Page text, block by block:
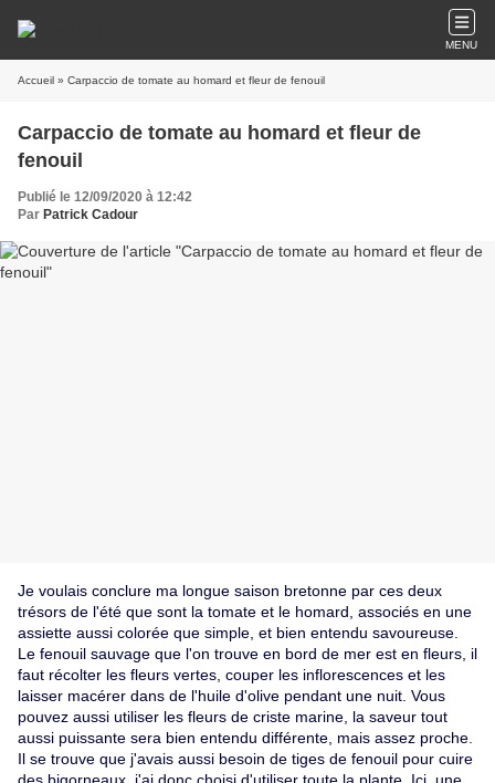
MENU
Accueil » Carpaccio de tomate au homard et fleur de fenouil
Carpaccio de tomate au homard et fleur de
fenouil
Publié le 12/09/2020 à 12:42
Par Patrick Cadour
Je voulais conclure ma longue saison bretonne par ces deux
trésors de l'été que sont la tomate et le homard, associés en une
assiette aussi colorée que simple, et bien entendu savoureuse.
Le fenouil sauvage que l'on trouve en bord de mer est en fleurs, il
faut récolter les fleurs vertes, couper les inflorescences et les
laisser macérer dans de l'huile d'olive pendant une nuit. Vous
pouvez aussi utiliser les fleurs de criste marine, la saveur tout
aussi puissante sera bien entendu différente, mais assez proche.
Il se trouve que j'avais aussi besoin de tiges de fenouil pour cuire